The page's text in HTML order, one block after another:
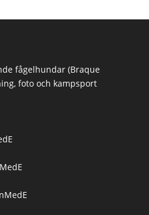
fågelhundar (Braque
foto och kampsport